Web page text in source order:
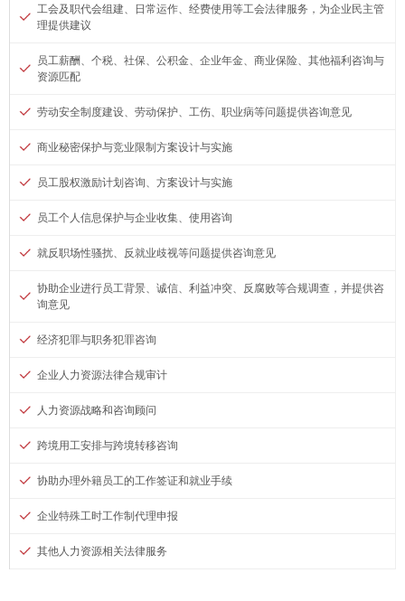
工会及职代会组建、日常运作、经费使用等工会法律服务，为企业民主管
理提供建议
员工薪酬、个税、社保、公积金、企业年金、商业保险、其他福利咨询与
资源匹配
劳动安全制度建设、劳动保护、工伤、职业病等问题提供咨询意见
商业秘密保护与竞业限制方案设计与实施
员工股权激励计划咨询、方案设计与实施
员工个人信息保护与企业收集、使用咨询
就反职场性骚扰、反就业歧视等问题提供咨询意见
协助企业进行员工背景、诚信、利益冲突、反腐败等合规调查，并提供咨
询意见
经济犯罪与职务犯罪咨询
企业人力资源法律合规审计
人力资源战略和咨询顾问
跨境用工安排与跨境转移咨询
协助办理外籍员工的工作签证和就业手续
企业特殊工时工作制代理申报
其他人力资源相关法律服务